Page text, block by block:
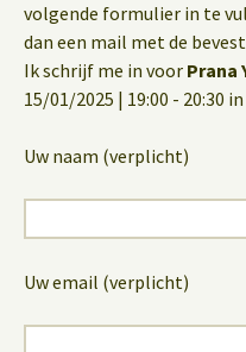
volgende formulier in te
dan een mail met de
Ik schrijf me in voor Prana
15/01/2025 | 19:00 - 20:30 in
Uw naam (verplicht)
Uw email (verplicht)